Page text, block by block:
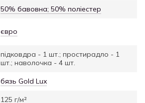
50% бавовна; 50% поліестер
євро
підковдра - 1 шт.; простирадло - 1
шт.; наволочка - 4 шт.
бязь Gold Lux
125 г/м²